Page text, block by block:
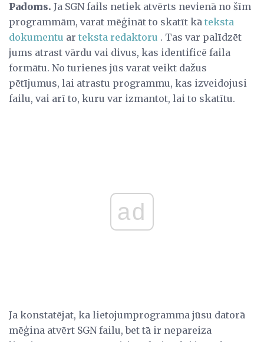
Padoms. Ja SGN fails netiek atvērts nevienā no šīm
programmām, varat mēģināt to skatīt kā teksta
dokumentu ar teksta redaktoru . Tas var palīdzēt
jums atrast vārdu vai divus, kas identificē faila
formātu. No turienes jūs varat veikt dažus
pētījumus, lai atrastu programmu, kas izveidojusi
failu, vai arī to, kuru var izmantot, lai to skatītu.
ad
Ja konstatējat, ka lietojumprogramma jūsu datorā
mēģina atvērt SGN failu, bet tā ir nepareiza